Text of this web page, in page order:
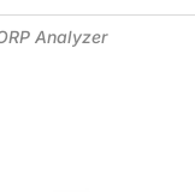
Analyzer